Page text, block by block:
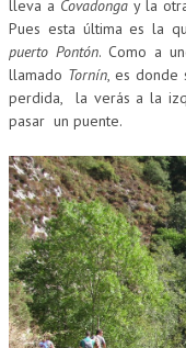
lleva a Covadonga y la
Pues esta última es la
puerto Pontón. Como a
llamado Tornín, es donde
perdida, la verás a la
pasar un puente.